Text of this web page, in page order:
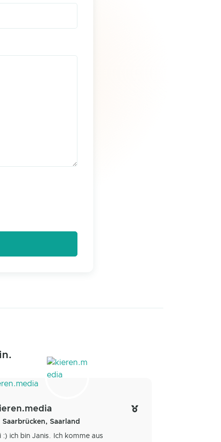
Saarbrücken, Saarland
:) ich bin Janis. Ich komme aus